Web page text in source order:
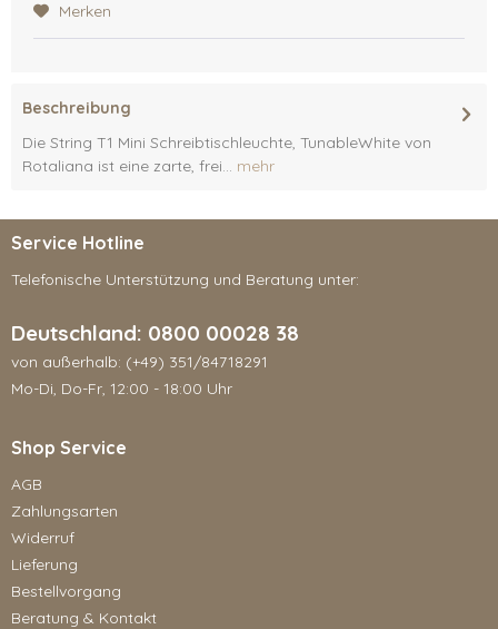
Merken
Beschreibung
Die String T1 Mini Schreibtischleuchte, TunableWhite von
Rotaliana ist eine zarte, frei... mehr
Service Hotline
Telefonische Unterstützung und Beratung unter:
Deutschland: 0800 00028 38
von außerhalb: (+49) 351/84718291
Mo-Di, Do-Fr, 12:00 - 18:00 Uhr
Shop Service
AGB
Zahlungsarten
Widerruf
Lieferung
Bestellvorgang
Beratung & Kontakt